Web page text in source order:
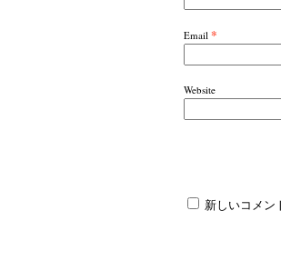
Email *
Website
新しいコメン